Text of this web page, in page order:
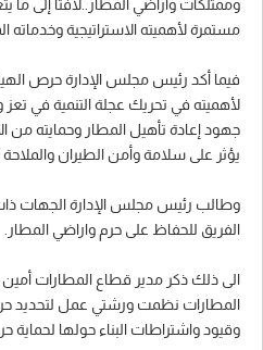
وممتلكات وأراضي المطار..لافتا إلى
مستمرة لأهميته الاستراتيجية وخدماته
فيما أكد رئيس مجلس الإدارة حرص
لأهميته في تحريك عجلة التنمية في
جهود إعادة تأهيل المطار وحمايته من
يؤثر على سلامة وأمن الطيران
وطالب رئيس مجلس الإدارة الجهات ذات
الفريق للحفاظ على حرم واراضي المطار.
الى ذلك ذكر مدير قطاع المطارات
المطارات نظمت ورشتي عمل لتحديد
وقيود واشتراطات البناء حولها لحماية